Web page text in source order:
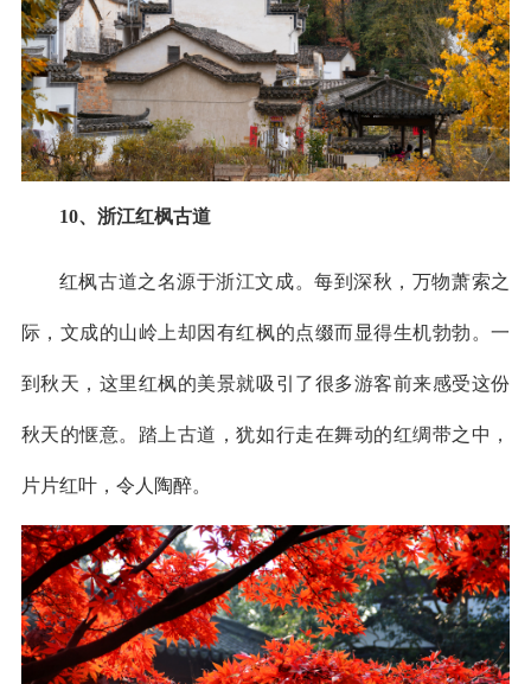
10、浙江红枫古道
红枫古道之名源于浙江文成。每到深秋，万物萧索之
际，文成的山岭上却因有红枫的点缀而显得生机勃勃。一
到秋天，这里红枫的美景就吸引了很多游客前来感受这份
秋天的惬意。踏上古道，犹如行走在舞动的红绸带之中，
片片红叶，令人陶醉。